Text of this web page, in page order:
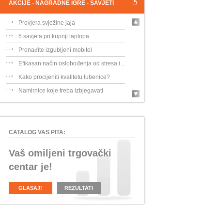
AKCIJE - NAGRADNE IGRE - SAVJETI
Provjera svježine jaja
5 savjeta pri kupnji laptopa
Pronađite izgubljeni mobitel
Efikasan način oslobođenja od stresa i...
Kako procijeniti kvalitetu lubenice?
Namirnice koje treba izbjegavati
CATALOG VAS PITA:
Vaš omiljeni trgovački
centar je!
GLASAJ! REZULTATI